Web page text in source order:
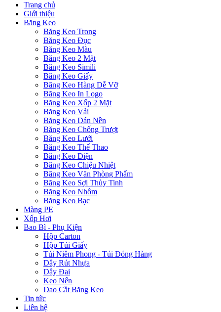
Trang chủ
Giới thiệu
Băng Keo
Băng Keo Trong
Băng Keo Đục
Băng Keo Màu
Băng Keo 2 Mặt
Băng Keo Simili
Băng Keo Giấy
Băng Keo Hàng Dễ Vỡ
Băng Keo In Logo
Băng Keo Xốp 2 Mặt
Băng Keo Vải
Băng Keo Dán Nền
Băng Keo Chống Trượt
Băng Keo Lưới
Băng Keo Thể Thao
Băng Keo Điện
Băng Keo Chiệu Nhiệt
Băng Keo Văn Phòng Phẩm
Băng Keo Sợi Thủy Tinh
Băng Keo Nhôm
Băng Keo Bạc
Màng PE
Xốp Hơi
Bao Bì - Phụ Kiện
Hộp Carton
Hộp Túi Giấy
Túi Niêm Phong - Túi Đóng Hàng
Dây Rút Nhựa
Dây Đai
Keo Nến
Dao Cắt Băng Keo
Tin tức
Liên hệ